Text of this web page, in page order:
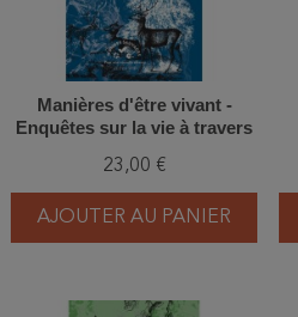
Manières d'être vivant -
Enquêtes sur la vie à travers
23,00 €
AJOUTER AU PANIER